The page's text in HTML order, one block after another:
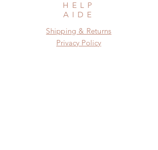
HELP
AIDE
Shipping & Returns
Privacy Policy